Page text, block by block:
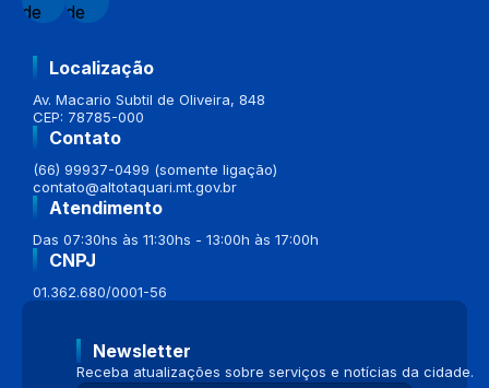
Localização
Av. Macario Subtil de Oliveira, 848
CEP: 78785-000
Contato
(66) 99937-0499 (somente ligação)
contato@altotaquari.mt.gov.br
Atendimento
Das 07:30hs às 11:30hs - 13:00h às 17:00h
CNPJ
01.362.680/0001-56
Newsletter
Receba atualizações sobre serviços e notícias da cidade.